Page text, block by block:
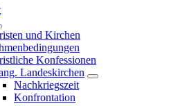
und Kirchen
Konfessionen
Landeskirchen
Nachkriegszeit
Konfrontation